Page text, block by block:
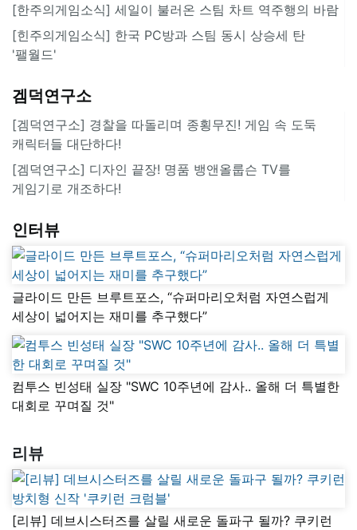
[한주의게임소식] 세일이 불러온 스팀 차트 역주행의 바람
[힌주의게임소식] 한국 PC방과 스팀 동시 상승세 탄
'팰월드'
겜덕연구소
[겜덕연구소] 경찰을 따돌리며 종횡무진! 게임 속 도둑
캐릭터들 대단하다!
[겜덕연구소] 디자인 끝장! 명품 뱅앤올룹슨 TV를
게임기로 개조하다!
인터뷰
글라이드 만든 브루트포스, “슈퍼마리오처럼 자연스럽게
세상이 넓어지는 재미를 추구했다”
컴투스 빈성태 실장 "SWC 10주년에 감사.. 올해 더 특별한
대회로 꾸며질 것"
리뷰
[리뷰] 데브시스터즈를 살릴 새로운 돌파구 될까? 쿠키런